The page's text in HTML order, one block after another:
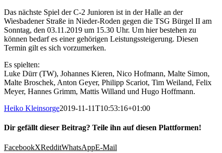
Das nächste Spiel der C-2 Junioren ist in der Halle an der
Wiesbadener Straße in Nieder-Roden gegen die TSG Bürgel II am
Sonntag, den 03.11.2019 um 15.30 Uhr. Um hier bestehen zu
können bedarf es einer gehörigen Leistungssteigerung. Diesen
Termin gilt es sich vorzumerken.
Es spielten:
Luke Dürr (TW), Johannes Kieren, Nico Hofmann, Malte Simon,
Malte Broschek, Anton Geyer, Philipp Scariot, Tim Weiland, Felix
Meyer, Hannes Grimm, Mattis Willand und Hugo Hoffmann.
Heiko Kleinsorge2019-11-11T10:53:16+01:00
Dir gefällt dieser Beitrag? Teile ihn auf diesen Plattformen!
FacebookXRedditWhatsAppE-Mail